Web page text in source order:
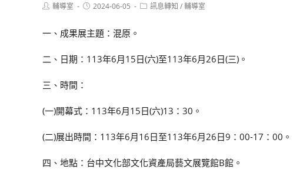
Post輔導室
Post2024-06-05
Post訊息轉知 /輔導室
一、成果展主題：混原。
二、日期：113年6月15日(六)至113年6月26日(三)。
三、時間：
(一)開幕式：113年6月15日(六)13：30。
(二)展出時間：113年6月16日至113年6月26日9：00-17：00。
四、地點：台中文化部文化資產局藝文展覽館B館。